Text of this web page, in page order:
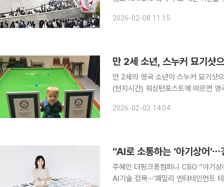
이터랩 △서울관광재단·서울시 외래
2026-02-08 11:15
만 2세 소년, 스누커 묘기샷
만 2세의 영국 소년이 스누커 묘기샷
(현지시간) 워싱턴포스트에 따르면
2026-02-02 14:04
“AI로 소통하는 ‘아기상어
주혜민 더핑크퐁컴퍼니 CBO “아기
AI기술 접목⋯‘패밀리 엔터테인먼트